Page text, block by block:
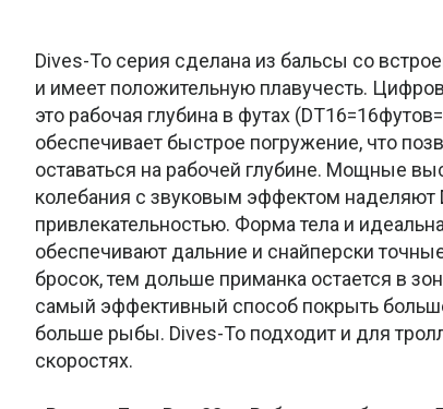
Dives-To серия сделана из бальсы со
и имеет положительную плавучесть.
это рабочая глубина в футах
обеспечивает быстрое погружение, что
оставаться на рабочей глубине. Мощные
колебания с звуковым эффектом наделяют
привлекательностью. Форма тела и
обеспечивают дальние и снайперски
бросок, тем дольше приманка остается в
самый эффективный способ покрыть
больше рыбы. Dives-To подходит и для
скоростях.